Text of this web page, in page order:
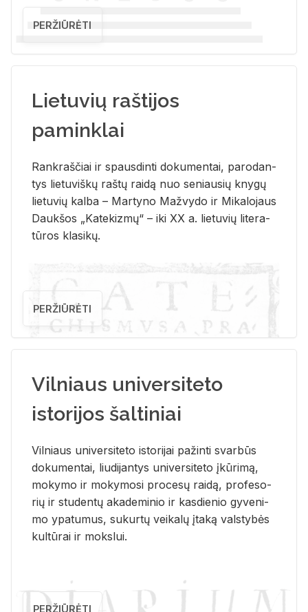
PERŽIŪRĖTI
Lietuvių raštijos
paminklai
Rank­raš­čiai ir spaus­din­ti do­ku­men­tai, pa­ro­dan­
tys lie­tu­viš­kų raš­tų rai­dą nuo se­niau­sių kny­gų
lie­tu­vių kal­ba – Mar­ty­no Ma­žvy­do ir Mi­ka­lo­jaus
Dauk­šos „Ka­te­kiz­mų“ – iki XX a. lie­tu­vių li­te­ra­
tū­ros kla­si­kų.
PERŽIŪRĖTI
Vilniaus universiteto
istorijos šaltiniai
Vil­niaus uni­ver­si­te­to is­to­ri­jai pa­žin­ti svar­būs
do­ku­men­tai, liu­di­jan­tys uni­ver­si­te­to įkū­ri­mą,
mo­ky­mo ir mo­ky­mo­si pro­ce­sų rai­dą, pro­fe­so­
rių ir stu­den­tų aka­de­mi­nio ir kas­die­nio gy­ve­ni­
mo ypa­tu­mus, su­kur­tų vei­ka­lų įta­ką vals­ty­bės
kul­tū­rai ir moks­lui.
PERŽIŪRĖTI